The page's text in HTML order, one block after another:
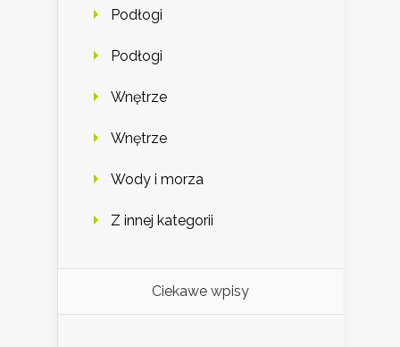
Podłogi
Podłogi
Wnętrze
Wnętrze
Wody i morza
Z innej kategorii
Ciekawe wpisy